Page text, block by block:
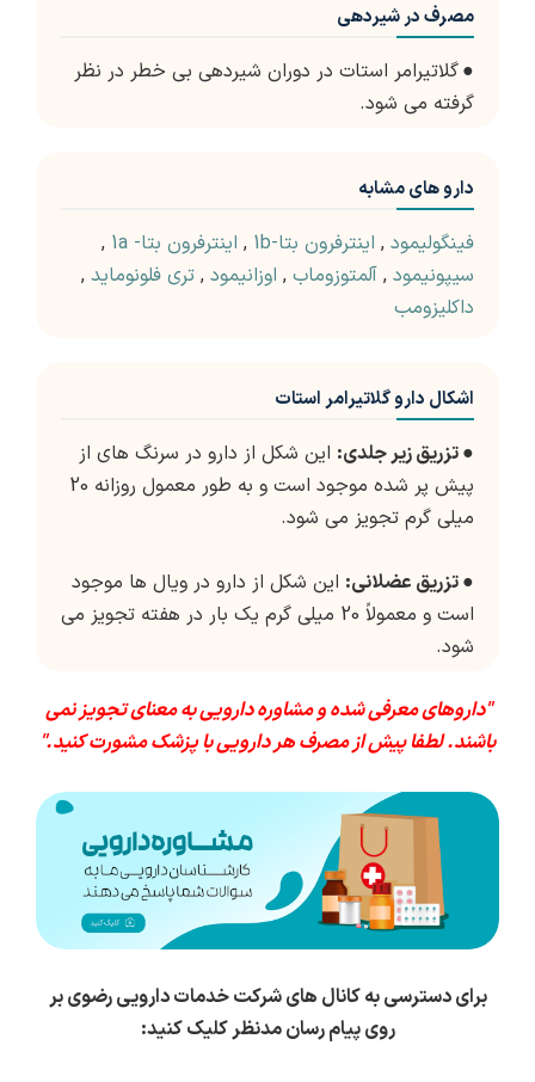
مصرف در شیردهی
●گلاتیرامر استات در دوران شیردهی بی خطر در نظر
گرفته می شود.
دارو های مشابه
فینگولیمود , اینترفرون بتا-1b , اینترفرون بتا- 1a
,
سیپونیمود , آلمتوزوماب , اوزانیمود , تری فلونوماید ,
داکلیزومب
اشکال دارو گلاتیرامر استات
●تزریق زیر جلدی: این شکل از دارو در سرنگ های از
پیش پر شده موجود است و به طور معمول روزانه 20
میلی گرم تجویز می شود.
●تزریق عضلانی: این شکل از دارو در ویال ها موجود
است و معمولاً 20 میلی گرم یک بار در هفته تجویز می
شود.
"داروهای معرفی شده و مشاوره دارویی به معنای تجویز نمی
باشند. لطفا پیش از مصرف هر دارویی با پزشک مشورت کنید."
برای دسترسی به کانال های شرکت خدمات دارویی رضوی بر
روی پیام رسان مدنظر کلیک کنید: